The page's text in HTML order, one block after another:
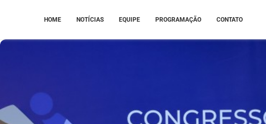
HOME NOTÍCIAS EQUIPE PROGRAMAÇÃO CONTATO